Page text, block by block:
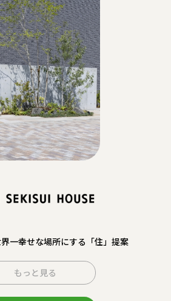
界一幸せな場所にする「住」提案
もっと見る